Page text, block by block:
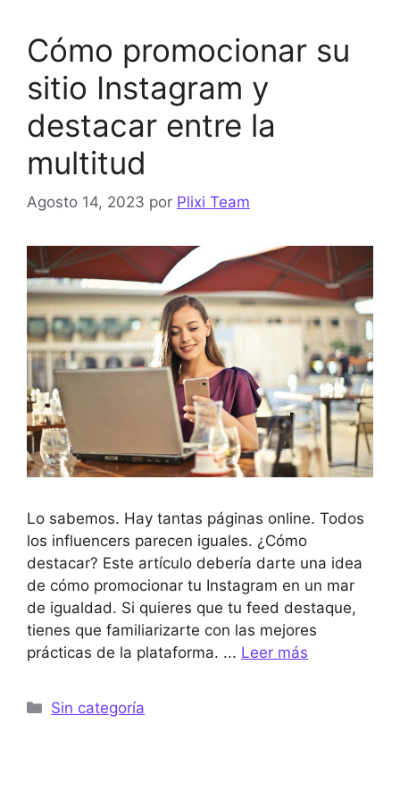
Cómo promocionar su
sitio Instagram y
destacar entre la
multitud
Agosto 14, 2023 por Plixi Team
Lo sabemos. Hay tantas páginas online. Todos
los influencers parecen iguales. ¿Cómo
destacar? Este artículo debería darte una idea
de cómo promocionar tu Instagram en un mar
de igualdad. Si quieres que tu feed destaque,
tienes que familiarizarte con las mejores
prácticas de la plataforma. ... Leer más
Categorías
Sin categoría